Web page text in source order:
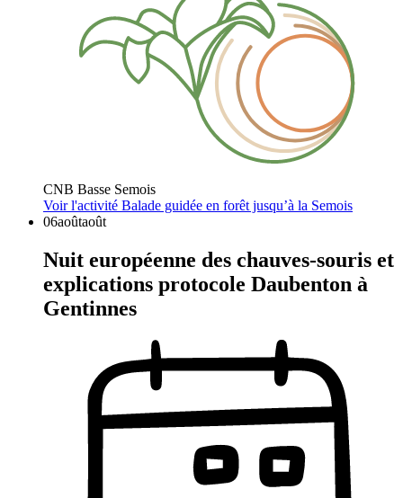
CNB Basse Semois
Voir l'activité Balade guidée en forêt jusqu’à la Semois
06aoûtaoût
Nuit européenne des chauves-souris et
explications protocole Daubenton à
Gentinnes